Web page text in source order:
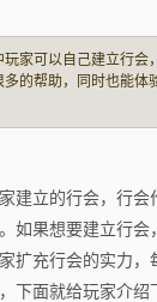
家可以自己建立行会
的帮助，同时也能体
就能成功建立，通过
建立的行会，行会
如果想要建立行会
扩充行会的实力
下面就给玩家介绍